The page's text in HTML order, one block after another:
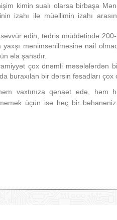
kimin sualı olarsa birbaşa
izahı ilə müəllimin izahı
edin, tədris müddətində
mənimsənilməsinə nail
əla şansdır.
çox önəmli məsələlərdən
buraxılan bir dərsin fəsadları çox
vaxtınıza qənaət edə, həm
üçün isə heç bir